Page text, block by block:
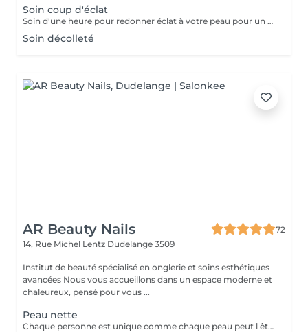
Soin coup d'éclat
Soin d'une heure pour redonner éclat à votre peau pour un événement spécial
Soin décolleté
AR Beauty Nails
72
14, Rue Michel Lentz Dudelange 3509
Institut de beauté spécialisé en onglerie et soins esthétiques
avancées Nous vous accueillons dans un espace moderne et
chaleureux, pensé pour vous ...
Peau nette
Chaque personne est unique comme chaque peau peut l être. Nous offrons à peau ce dont elle a besoin, exactement pour ça chaque personne sera évaluée avec minutie. Le nettoyage de peau sert précisément à éliminer les comédons, les papules, les pustules et les miliums, tout en accélérant le renouvellement cellulaire pour obtenir une peau lisse et plus saine. ACIDE SALICYLIQUE: Ce traitement serve pour renouveler la peau, contrôler l excès de sébum et réduire visiblement les marques d acné et les vergetures récentes.